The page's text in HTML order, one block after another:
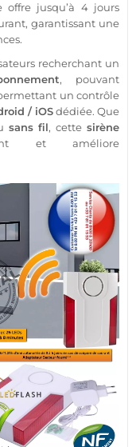
offre jusqu’à 4 jours
garantissant une
recherchant un
, pouvant
un contrôle
/ iOSdédiée. Que
sans fil, cettesirène
et améliore